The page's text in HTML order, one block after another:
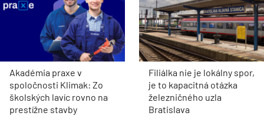
Akadémia praxe v
spoločnosti Klimak: Zo
školských lavíc rovno na
prestížne stavby
Filiálka nie je lokálny spor,
je to kapacitná otázka
železničného uzla
Bratislava